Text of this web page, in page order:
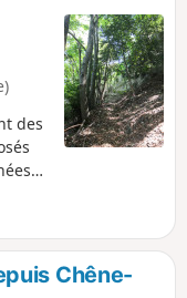
des
un
Chêne-